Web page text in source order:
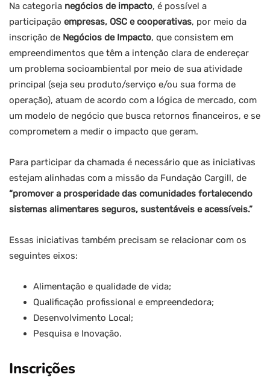
Na categoria negócios de impacto, é possível a
participação empresas, OSC e cooperativas, por meio da
inscrição de Negócios de Impacto, que consistem em
empreendimentos que têm a intenção clara de endereçar
um problema socioambiental por meio de sua atividade
principal (seja seu produto/serviço e/ou sua forma de
operação), atuam de acordo com a lógica de mercado, com
um modelo de negócio que busca retornos financeiros, e se
comprometem a medir o impacto que geram.
Para participar da chamada é necessário que as iniciativas
estejam alinhadas com a missão da Fundação Cargill, de
“promover a prosperidade das comunidades fortalecendo
sistemas alimentares seguros, sustentáveis e acessíveis.”
Essas iniciativas também precisam se relacionar com os
seguintes eixos:
Alimentação e qualidade de vida;
Qualificação profissional e empreendedora;
Desenvolvimento Local;
Pesquisa e Inovação.
Inscrições